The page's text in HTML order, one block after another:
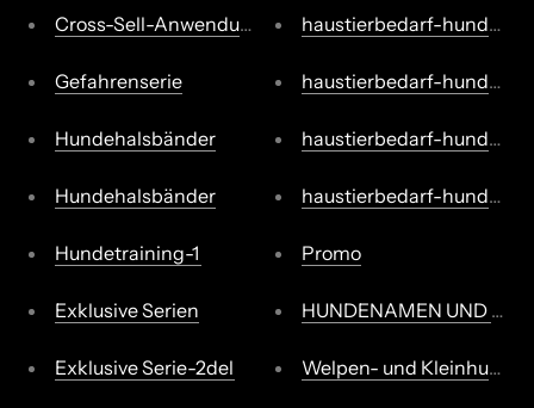
Cross-Sell-Anwendung
Gefahrenserie
Hundehalsbänder
Hundehalsbänder
Hundetraining-1
Exklusive Serien
Exklusive Serie-2del
haustierbedarf-
haustierbedarf-
haustierbedarf-
haustierbedarf-
Promo
HUNDENAMEN UND
Welpen- und